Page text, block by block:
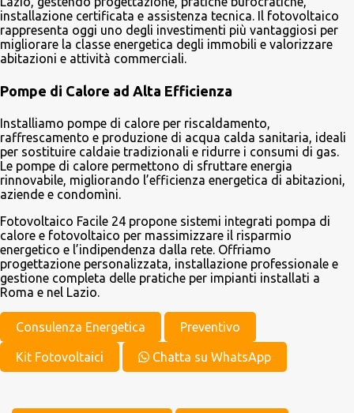
installazione certificata e assistenza tecnica. Il fotovoltaico
rappresenta oggi uno degli investimenti più vantaggiosi per
migliorare la classe energetica degli immobili e valorizzare
abitazioni e attività commerciali.
Pompe di Calore ad Alta Efficienza
Installiamo pompe di calore per riscaldamento,
raffrescamento e produzione di acqua calda sanitaria, ideali
per sostituire caldaie tradizionali e ridurre i consumi di gas.
Le pompe di calore permettono di sfruttare energia
rinnovabile, migliorando l’efficienza energetica di abitazioni,
aziende e condomìni.
Fotovoltaico Facile 24 propone sistemi integrati pompa di
calore e fotovoltaico per massimizzare il risparmio
energetico e l’indipendenza dalla rete. Offriamo
progettazione personalizzata, installazione professionale e
gestione completa delle pratiche per impianti installati a
Roma e nel Lazio.
Consulenza Energetica Preventivo
Kit Fotovoltaici Chatta su WhatsApp